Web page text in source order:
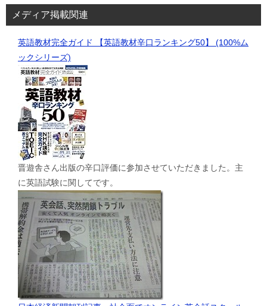
メディア掲載関連
英語教材完全ガイド 【英語教材辛口ランキング50】 (100%ム
ックシリーズ)
晋遊舎さん出版の辛口評価に参加させていただきました。主
に英語試験に関してです。